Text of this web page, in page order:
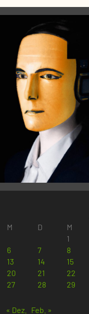
M
D M
1
6
7 8
13
14 15
20
21 22
27
28 29
« Dez. Feb. »